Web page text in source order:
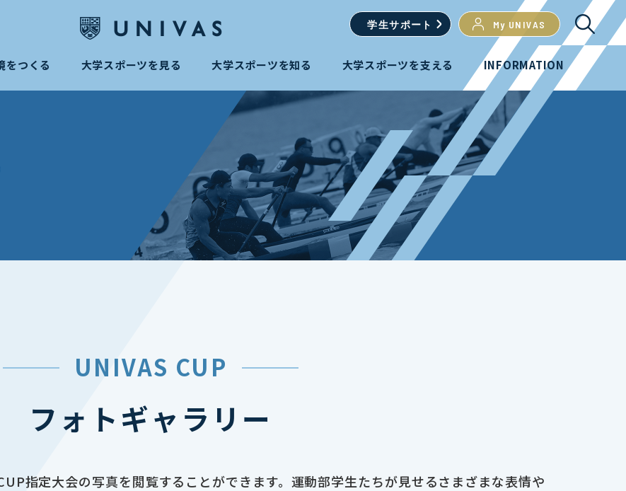
学生サポート My UNIVAS
をつくる 大学スポーツを見る 大学スポーツを知る 大学スポーツを支える INFORMATION
UNIVAS CUP
フォトギャラリー
指定大会の写真を閲覧することができます。運動部学生たちが見せるさまざまな表情や